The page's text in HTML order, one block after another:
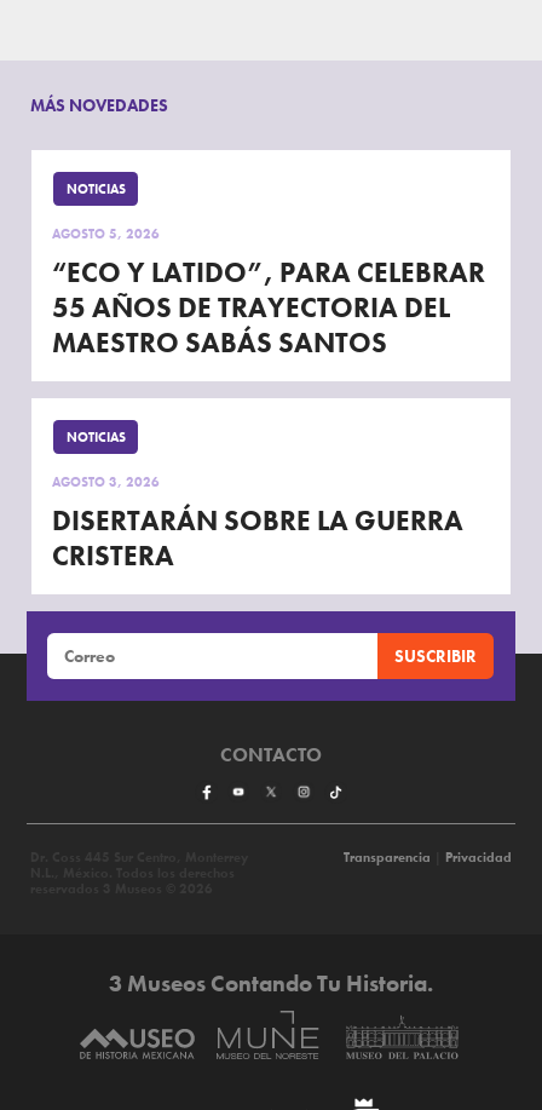
MÁS NOVEDADES
NOTICIAS
AGOSTO 5, 2026
“ECO Y LATIDO”, PARA CELEBRAR
55 AÑOS DE TRAYECTORIA DEL
MAESTRO SABÁS SANTOS
NOTICIAS
AGOSTO 3, 2026
DISERTARÁN SOBRE LA GUERRA
CRISTERA
CONTACTO
Transparencia Privacidad
3 Museos Contando Tu Historia.